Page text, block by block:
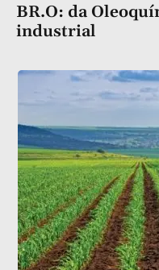
BR.O: da
industrial